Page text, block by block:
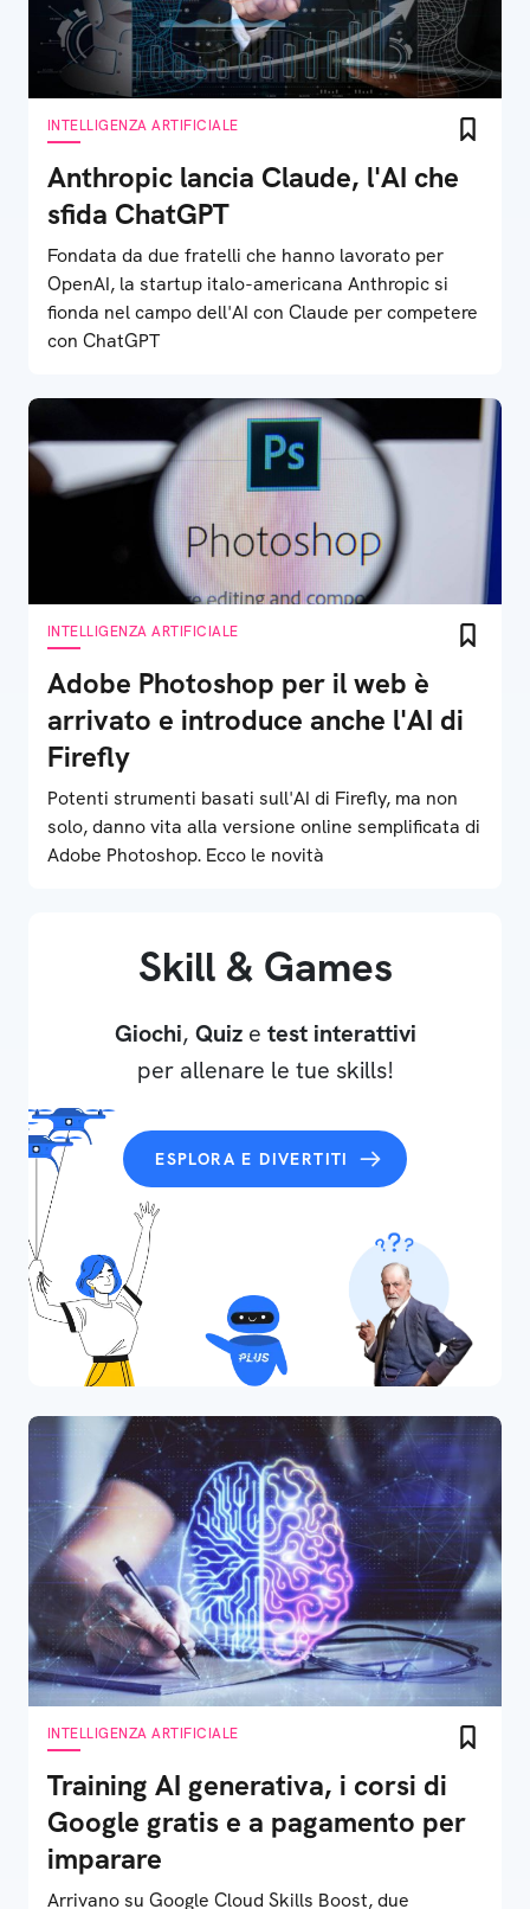
INTELLIGENZA ARTIFICIALE
Anthropic lancia Claude, l'AI che
sfida ChatGPT
Fondata da due fratelli che hanno lavorato per
OpenAI, la startup italo-americana Anthropic si
fionda nel campo dell'AI con Claude per competere
con ChatGPT
INTELLIGENZA ARTIFICIALE
Adobe Photoshop per il web è
arrivato e introduce anche l'AI di
Firefly
Potenti strumenti basati sull'AI di Firefly, ma non
solo, danno vita alla versione online semplificata di
Adobe Photoshop. Ecco le novità
Skill & Games
Giochi, Quize test interattivi
per allenare le tue skills!
ESPLORA E DIVERTITI
INTELLIGENZA ARTIFICIALE
Training AI generativa, i corsi di
Google gratis e a pagamento per
imparare
Arrivano su Google Cloud Skills Boost, due